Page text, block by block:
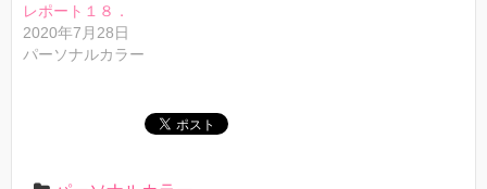
レポート１８．
2020年7月28日
パーソナルカラー